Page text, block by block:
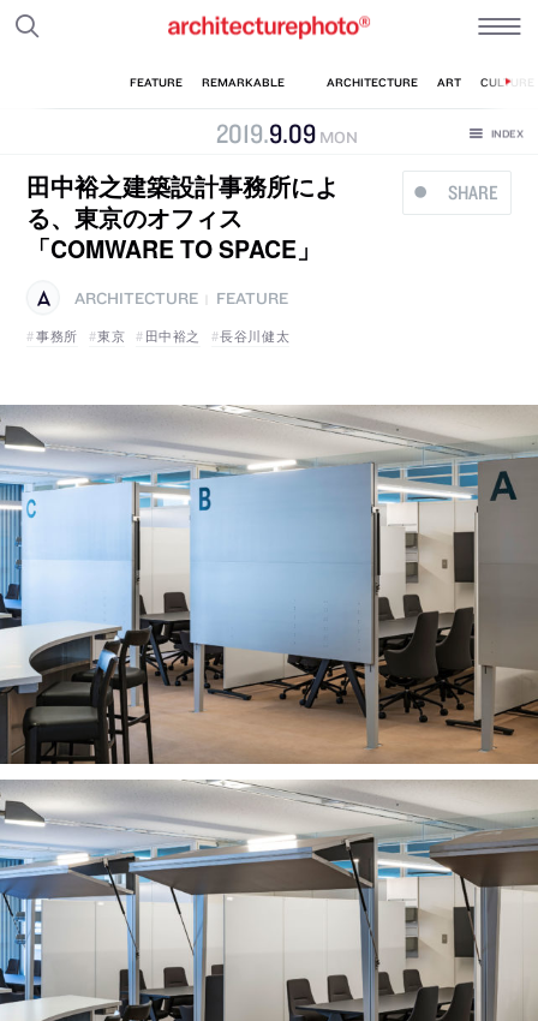
2019.9.09 MON
SHARE
田中裕之建築設計事務所によ
る、東京のオフィス
「COMWARE TO SPACE」
ARCHITECTURE
FEATURE
事務所
東京 田中裕之 長谷川健太